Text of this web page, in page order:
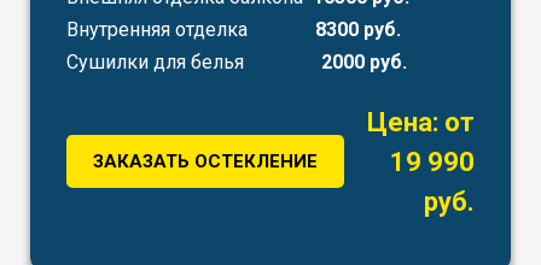
Внутренняя отделка 8300 руб.
Сушилки для белья 2000 руб.
ЗАКАЗАТЬ ОСТЕКЛЕНИЕ
Цена: от
19 990
руб.